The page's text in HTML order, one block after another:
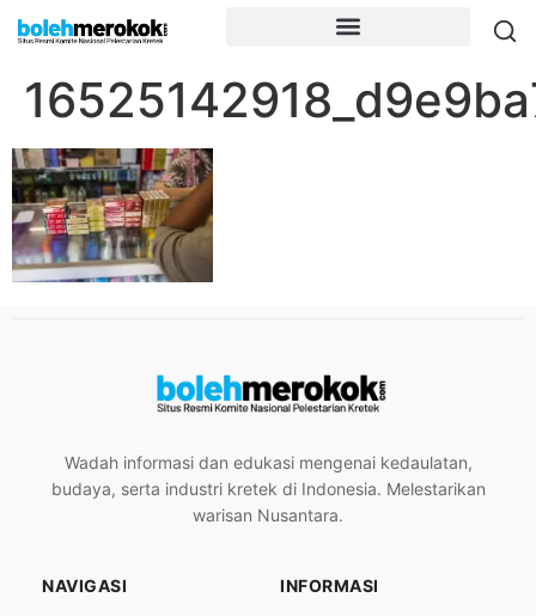
Wadah informasi dan edukasi mengenai kedaulatan,
budaya, serta industri kretek di Indonesia. Melestarikan
warisan Nusantara.
NAVIGASI INFORMASI